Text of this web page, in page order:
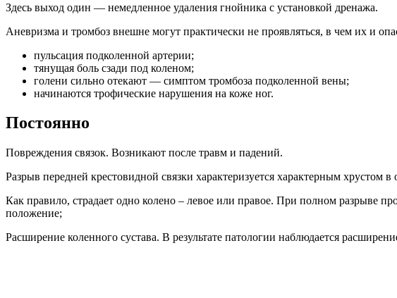
Здесь выход один — немедленное удаления гнойника с установкой дренажа.
Аневризма и тромбоз внешне могут практически не проявляться, в чем их и
пульсация подколенной артерии;
тянущая боль сзади под коленом;
голени сильно отекают — симптом тромбоза подколенной вены;
начинаются трофические нарушения на коже ног.
Постоянно
Повреждения связок. Возникают после травм и падений.
Разрыв передней крестовидной связки характеризуется характерным
Как правило, страдает одно колено – левое или правое. При полном разрыве
положение;
Расширение коленного сустава. В результате патологии наблюдается